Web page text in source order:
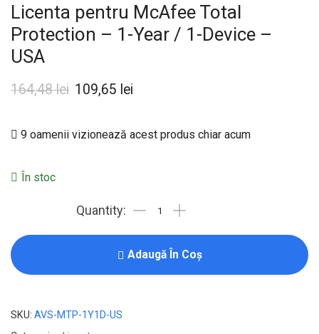
Licenta pentru McAfee Total
Protection – 1-Year / 1-Device –
USA
164,48lei 109,65 lei
9 oamenii vizionează acest produs chiar acum
În stoc
Licenta
McAfee
Adaugă În Coș
SKU: AVS-MTP-1Y1D-US